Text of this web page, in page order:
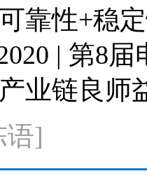
靠性+稳
| 第8
业链良师
语]